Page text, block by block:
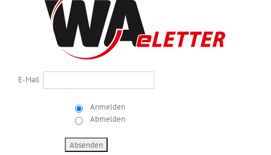
E-Mail
Anmelden
Abmelden